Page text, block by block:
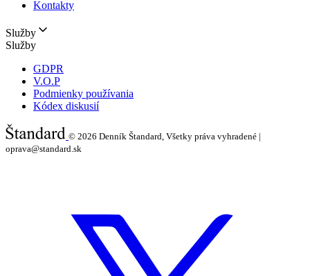
Kontakty
Služby
Služby
GDPR
V.O.P
Podmienky používania
Kódex diskusií
© 2026 Denník Štandard, Všetky práva vyhradené |
oprava@standard.sk